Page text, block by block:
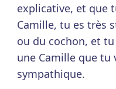
explicative, et que
Camille, tu es très
ou du cochon, et
une Camille que tu
sympathique.